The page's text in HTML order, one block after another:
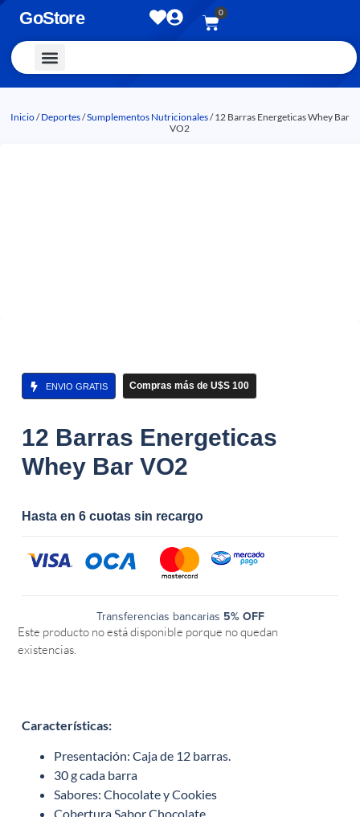
GoStore 0
Inicio/Deportes/Sumplementos Nutricionales/ 12 Barras Energeticas Whey Bar
VO2
ENVIO GRATIS Compras más de U$S 100
12 Barras Energeticas
Whey Bar VO2
Hasta en 6 cuotas sin recargo
Transferencias bancarias 5% OFF
Este producto no está disponible porque no quedan
existencias.
Características:
Presentación: Caja de 12 barras.
30 g cada barra
Sabores: Chocolate y Cookies
Cobertura Sabor Chocolate.